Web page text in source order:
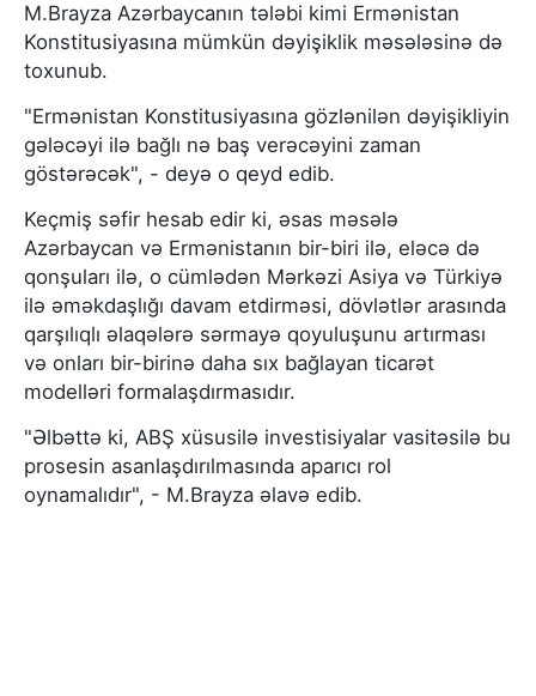
M.Brayza Azərbaycanın tələbi kimi Ermənistan
Konstitusiyasına mümkün dəyişiklik məsələsinə də
toxunub.
"Ermənistan Konstitusiyasına gözlənilən dəyişikliyin
gələcəyi ilə bağlı nə baş verəcəyini zaman
göstərəcək", - deyə o qeyd edib.
Keçmiş səfir hesab edir ki, əsas məsələ
Azərbaycan və Ermənistanın bir-biri ilə, eləcə də
qonşuları ilə, o cümlədən Mərkəzi Asiya və Türkiyə
ilə əməkdaşlığı davam etdirməsi, dövlətlər arasında
qarşılıqlı əlaqələrə sərmayə qoyuluşunu artırması
və onları bir-birinə daha sıx bağlayan ticarət
modelləri formalaşdırmasıdır.
"Əlbəttə ki, ABŞ xüsusilə investisiyalar vasitəsilə bu
prosesin asanlaşdırılmasında aparıcı rol
oynamalıdır", - M.Brayza əlavə edib.